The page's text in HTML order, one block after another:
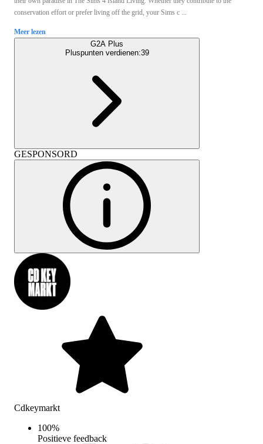
conservation effort or prefer living off the grid, your Sims c ...
Meer lezen
G2A Plus
Pluspunten verdienen:39
GESPONSORD
Cdkeymarkt
100%
Positieve feedback